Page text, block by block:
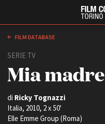
FILM DATABASE
SERIE TV
Mia madre
di Ricky Tognazzi
Italia, 2010, 2 x 50'
Elle Emme Group (Roma)